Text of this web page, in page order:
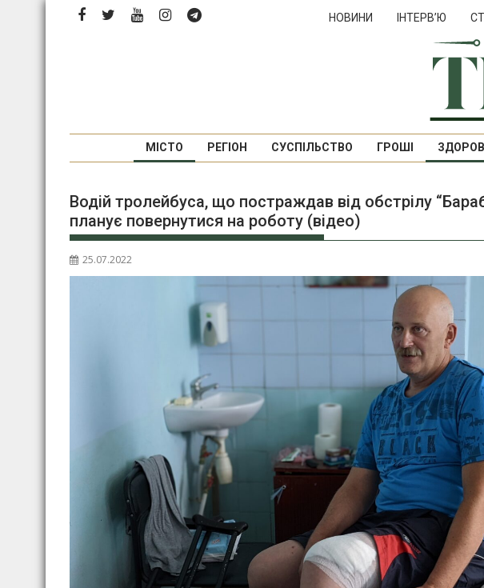
Перейти
НОВИНИ ІНТЕРВ’Ю
МІСТО РЕГІОН СУСПІЛЬСТВО ГРОШІ
Водій тролейбуса, що постраждав від обстрілу
планує повернутися на роботу (відео)
25.07.2022